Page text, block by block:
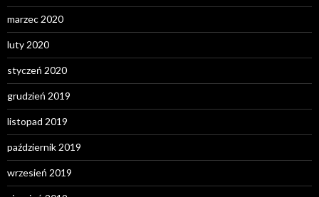
marzec 2020
luty 2020
styczeń 2020
grudzień 2019
listopad 2019
październik 2019
wrzesień 2019